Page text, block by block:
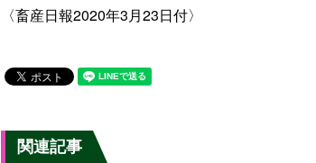
〈畜産日報2020年3月23日付〉
関連記事